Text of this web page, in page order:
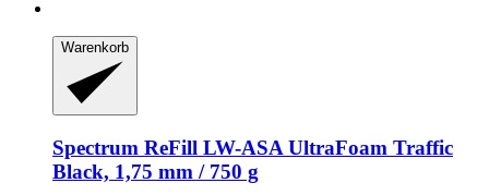
Warenkorb
Spectrum ReFill LW-​ASA UltraFoam Traffic
Black, 1,75 mm / 750 g